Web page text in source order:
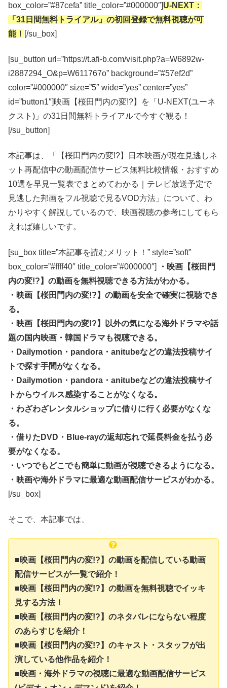
box_color=”#87cefa” title_color=”#000000″]U-NEXT：
「31日間無料トライアル」の初回登録で無料視聴が可
能！ [/su_box]
[su_button url=”https://t.afi-b.com/visit.php?a=W6892w-
i2887294_O&p=W611767o” background=”#57ef2d”
color=”#000000″ size=”5″ wide=”yes” center=”yes”
id=”button1″]映画【桜田門内の変!?】を「U-NEXT(ユーネ
クスト)」の31日間無料トライアルで今すぐ観る！
[/su_button]
本記事は、「【桜田門内の変!?】日本映画が現在見逃しネ
ット再配信中の動画配信サービス無料比較情報・おすすめ
10選を早見一覧表でまとめてわかる｜テレビ放送予定で
見逃した邦画をフル視聴で見るVOD方法」について、わ
かりやすく解説しているので、映画視聴の参考にしてもら
えれば嬉しいです。
[su_box title=”本記事を読むメリット！” style=”soft”
box_color=”#ffff40″ title_color=”#000000″]
・映画【桜田門
内の変!?】の動画を無料視聴できる方法がわかる。
・映画【桜田門内の変!?】の動画を安全で確実に視聴でき
る。
・映画【桜田門内の変!?】以外の気になる海外ドラマや話
題の国内映画・韓国ドラマも視聴できる。
・Dailymotion・pandora・anitubeなどの違法投稿サイ
トで探す手間がなくなる。
・Dailymotion・pandora・anitubeなどの違法投稿サイ
トからウイルス感染することがなくなる。
・わざわざレンタルショップに借りに行く必要がなくな
る。
・借りたDVD・Blue-rayの返却忘れで延長料金を払う必
要がなくなる。
・いつでもどこでも簡単に動画が視聴できるようになる。
・映画や海外ドラマに最適な動画配信サービスがわかる。
[/su_box]
そこで、本記事では、
■映画【桜田門内の変!?】の動画を配信している動画
配信サービスが一覧で紹介！
■映画【桜田門内の変!?】の動画を無料視聴でイッキ
見する方法！
■映画【桜田門内の変!?】のネタバレにならない程度
のあらすじを紹介！
■映画【桜田門内の変!?】のキャスト・スタッフが出
演している他作品を紹介！
■映画・海外ドラマの視聴に最適な動画配信サービス